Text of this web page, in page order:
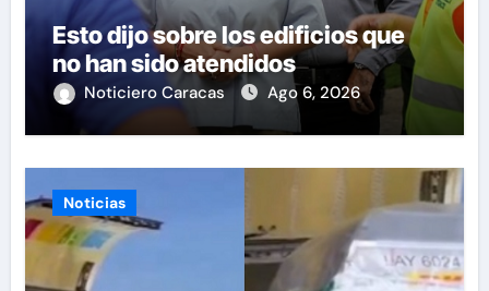
Esto dijo sobre los edificios que
no han sido atendidos
Noticiero Caracas Ago 6, 2026
Noticias